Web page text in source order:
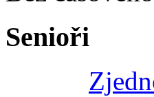
Senioři